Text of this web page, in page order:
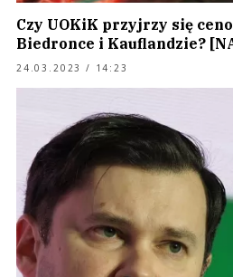
Czy UOKiK przyjrzy się
Biedronce i Kauflandzie?
24.03.2023 / 14:23